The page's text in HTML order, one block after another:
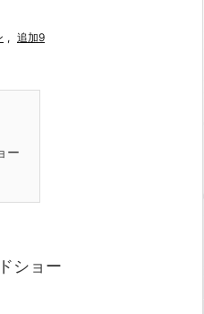
, 追加9
ー
ショー